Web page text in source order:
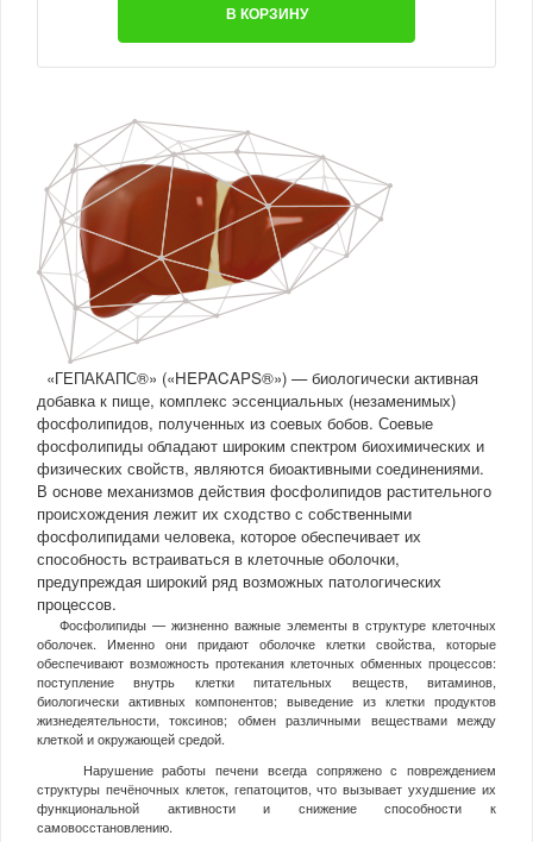
В КОРЗИНУ
«ГЕПАКАПС®» («HEPACAPS®») — биологически активная
добавка к пище, комплекс эссенциальных (незаменимых)
фосфолипидов, полученных из соевых бобов. Соевые
фосфолипиды обладают широким спектром биохимических и
физических свойств, являются биоактивными соединениями.
В основе механизмов действия фосфолипидов растительного
происхождения лежит их сходство с собственными
фосфолипидами человека, которое обеспечивает их
способность встраиваться в клеточные оболочки,
предупреждая широкий ряд возможных патологических
процессов.
Фосфолипиды — жизненно важные элементы в структуре клеточных
оболочек. Именно они придают оболочке клетки свойства, которые
обеспечивают возможность протекания клеточных обменных процессов:
поступление внутрь клетки питательных веществ, витаминов,
биологически активных компонентов; выведение из клетки продуктов
жизнедеятельности, токсинов; обмен различными веществами между
клеткой и окружающей средой.
Нарушение работы печени всегда сопряжено с повреждением
структуры печёночных клеток, гепатоцитов, что вызывает ухудшение их
функциональной активности и снижение способности к
самовосстановлению.